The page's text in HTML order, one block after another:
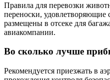
Правила для перевозки
переноски, удовлетворяющие
размещены в отсеке для
авиакомпании.
Во сколько лучше
Рекомендуется приезжать в